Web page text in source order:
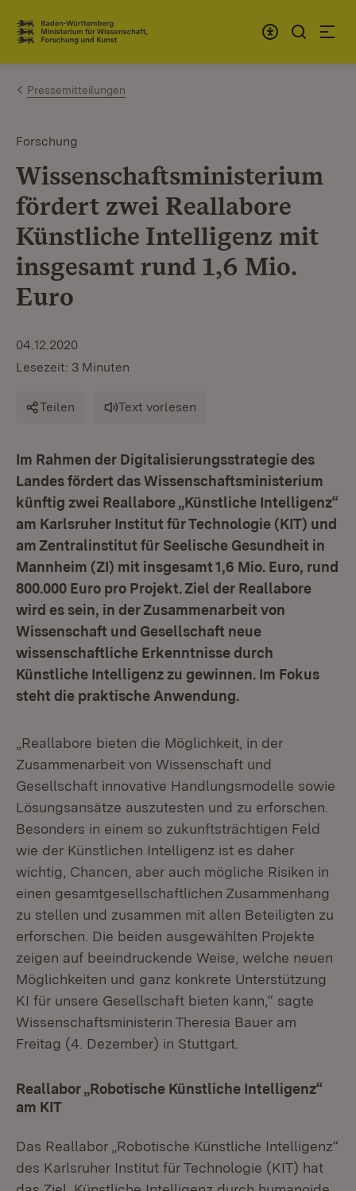
Zum Inhalt springen
Link zur Startseite
Pressemitteilungen
Forschung
Wissenschaftsministerium
fördert zwei Reallabore
Künstliche Intelligenz mit
insgesamt rund 1,6 Mio.
Euro
04.12.2020
Lesezeit: 3 Minuten
Teilen Text vorlesen
Im Rahmen der Digitalisierungsstrategie des
Landes fördert das Wissenschaftsministerium
künftig zwei Reallabore „Künstliche Intelligenz“
am Karlsruher Institut für Technologie (KIT) und
am Zentralinstitut für Seelische Gesundheit in
Mannheim (ZI) mit insgesamt 1,6 Mio. Euro, rund
800.000 Euro pro Projekt. Ziel der Reallabore
wird es sein, in der Zusammenarbeit von
Wissenschaft und Gesellschaft neue
wissenschaftliche Erkenntnisse durch
Künstliche Intelligenz zu gewinnen. Im Fokus
steht die praktische Anwendung.
„Reallabore bieten die Möglichkeit, in der
Zusammenarbeit von Wissenschaft und
Gesellschaft innovative Handlungsmodelle sowie
Lösungsansätze auszutesten und zu erforschen.
Besonders in einem so zukunftsträchtigen Feld
wie der Künstlichen Intelligenz ist es daher
wichtig, Chancen, aber auch mögliche Risiken in
einen gesamtgesellschaftlichen Zusammenhang
zu stellen und zusammen mit allen Beteiligten zu
erforschen. Die beiden ausgewählten Projekte
zeigen auf beeindruckende Weise, welche neuen
Möglichkeiten und ganz konkrete Unterstützung
KI für unsere Gesellschaft bieten kann,“ sagte
Wissenschaftsministerin Theresia Bauer am
Freitag (4. Dezember) in Stuttgart.
Reallabor „Robotische Künstliche Intelligenz“
am KIT
Das Reallabor „Robotische Künstliche Intelligenz“
des Karlsruher Institut für Technologie (KIT) hat